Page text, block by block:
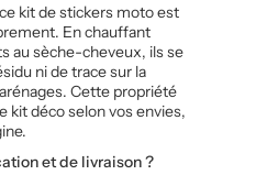
kit de stickers moto est
En chauffant
au sèche-cheveux, ils se
ni de trace sur la
Cette propriété
kit déco selon vos envies,
et de livraison ?